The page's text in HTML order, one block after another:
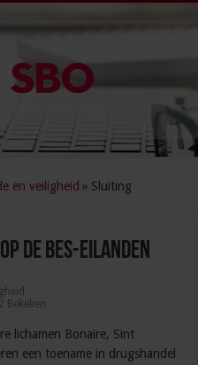
en veiligheid » Sluiting
de BES-eilanden
Bekeken
lichamen Bonaire, Sint
een toename in drugshandel